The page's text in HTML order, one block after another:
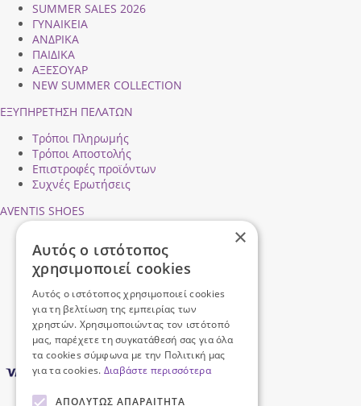
SUMMER SALES 2026
ΓΥΝΑΙΚΕΙΑ
ΑΝΔΡΙΚΑ
ΠΑΙΔΙΚΑ
ΑΞΕΣΟΥΑΡ
NEW SUMMER COLLECTION
ΕΞΥΠΗΡΕΤΗΣΗ ΠΕΛΑΤΩΝ
Τρόποι Πληρωμής
Τρόποι Αποστολής
Επιστροφές προϊόντων
Συχνές Ερωτήσεις
AVENTIS SHOES
Ασφάλεια Συναλλαγών
Προσωπικά Δεδομένα
Όροι Χρήσης
×
Αυτός ο ιστότοπος
χρησιμοποιεί cookies
Αυτός ο ιστότοπος χρησιμοποιεί cookies
για τη βελτίωση της εμπειρίας των
χρηστών. Χρησιμοποιώντας τον ιστότοπό
μας, παρέχετε τη συγκατάθεσή σας για όλα
τα cookies σύμφωνα με την Πολιτική μας
για τα cookies. Διαβάστε περισσότερα
ΑΠΟΛΎΤΩΣ ΑΠΑΡΑΊΤΗΤΑ